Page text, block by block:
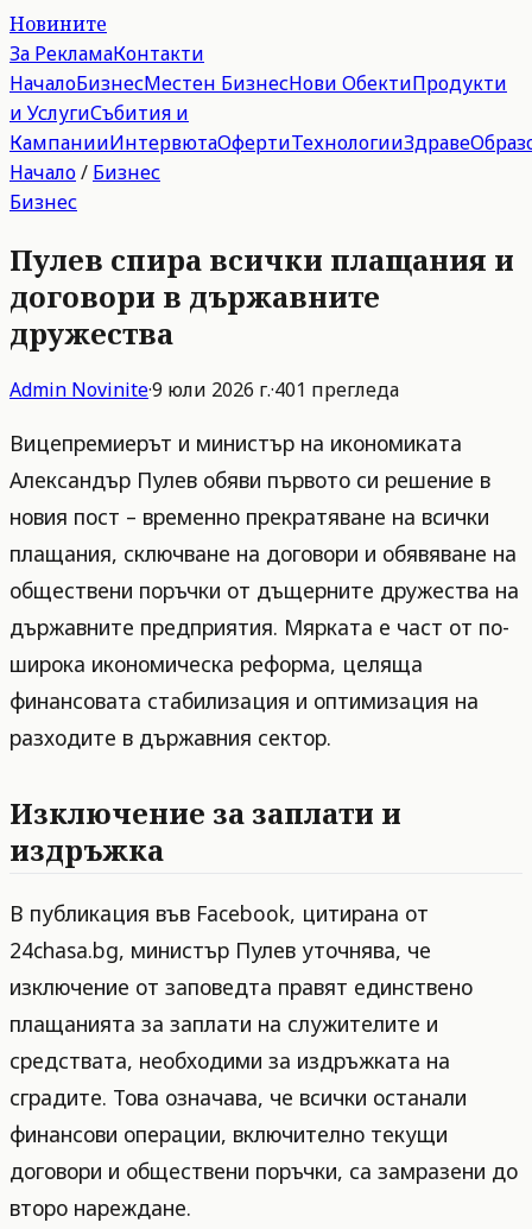
Новините
За РекламаКонтакти
НачалоБизнесМестен БизнесНови ОбектиПродукти
и УслугиСъбития и
КампанииИнтервютаОфертиТехнологииЗдраве
Начало/ Бизнес
Бизнес
Пулев спира всички плащания и
договори в държавните
дружества
Admin Novinite·9 юли 2026 г.·401 прегледа
Вицепремиерът и министър на икономиката
Александър Пулев обяви първото си решение в
новия пост – временно прекратяване на всички
плащания, сключване на договори и обявяване на
обществени поръчки от дъщерните дружества на
държавните предприятия. Мярката е част от по-
широка икономическа реформа, целяща
финансовата стабилизация и оптимизация на
разходите в държавния сектор.
Изключение за заплати и
издръжка
В публикация във Facebook, цитирана от
24chasa.bg, министър Пулев уточнява, че
изключение от заповедта правят единствено
плащанията за заплати на служителите и
средствата, необходими за издръжката на
сградите. Това означава, че всички останали
финансови операции, включително текущи
договори и обществени поръчки, са замразени до
второ нареждане.